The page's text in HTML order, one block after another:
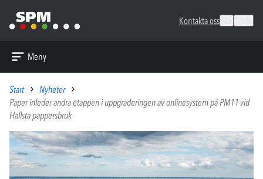
Kontakta oss
Meny
Start
Nyheter
Paper inleder andra etappen i uppgraderingen av onlinesystem på PM11 vid
Hallsta pappersbruk